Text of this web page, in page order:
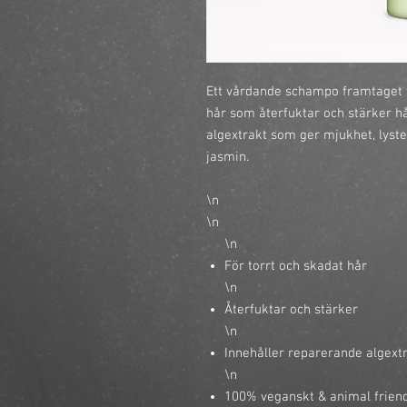
Ett vårdande schampo
hår som återfuktar och stärker
algextrakt som ger mjukhet,
jasmin.
\n
\n
\n
För torrt och skadat hår
\n
Återfuktar och stärker
\n
Innehåller reparerande
\n
100% veganskt & animal